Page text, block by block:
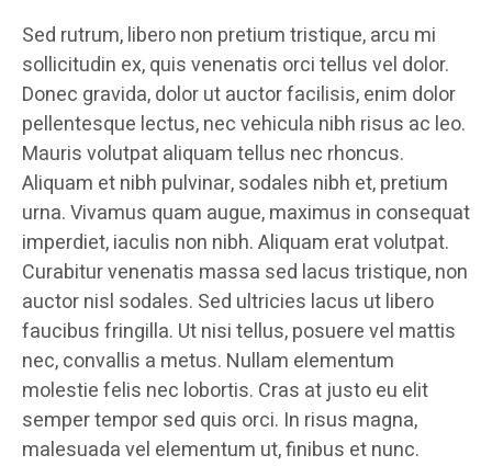
Sed rutrum, libero non pretium tristique, arcu mi
sollicitudin ex, quis venenatis orci tellus vel dolor.
Donec gravida, dolor ut auctor facilisis, enim dolor
pellentesque lectus, nec vehicula nibh risus ac leo.
Mauris volutpat aliquam tellus nec rhoncus.
Aliquam et nibh pulvinar, sodales nibh et, pretium
urna. Vivamus quam augue, maximus in consequat
imperdiet, iaculis non nibh. Aliquam erat volutpat.
Curabitur venenatis massa sed lacus tristique, non
auctor nisl sodales. Sed ultricies lacus ut libero
faucibus fringilla. Ut nisi tellus, posuere vel mattis
nec, convallis a metus. Nullam elementum
molestie felis nec lobortis. Cras at justo eu elit
semper tempor sed quis orci. In risus magna,
malesuada vel elementum ut, finibus et nunc.